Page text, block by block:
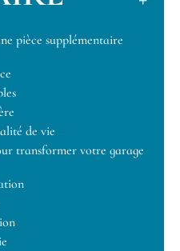
pièce supplémentaire
de vie
transformer votre garage